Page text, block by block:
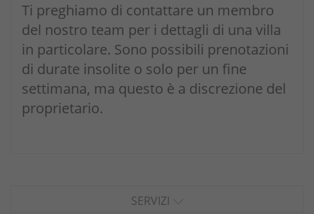
Ti preghiamo di contattare un membro
del nostro team per i dettagli di una villa
in particolare. Sono possibili prenotazioni
di durate insolite o solo per un fine
settimana, ma questo è a discrezione del
proprietario.
SERVIZI